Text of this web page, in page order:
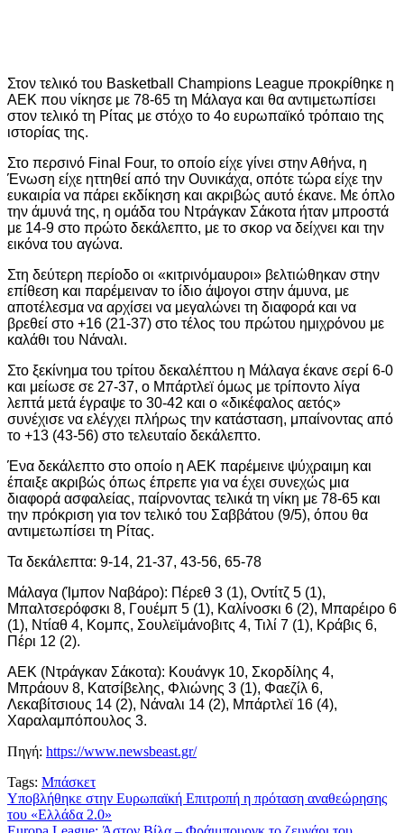
Στον τελικό του Basketball Champions League προκρίθηκε η
ΑΕΚ που νίκησε με 78-65 τη Μάλαγα και θα αντιμετωπίσει
στον τελικό τη Ρίτας με στόχο το 4ο ευρωπαϊκό τρόπαιο της
ιστορίας της.
Στο περσινό Final Four, το οποίο είχε γίνει στην Αθήνα, η
Ένωση είχε ηττηθεί από την Ουνικάχα, οπότε τώρα είχε την
ευκαιρία να πάρει εκδίκηση και ακριβώς αυτό έκανε. Με όπλο
την άμυνά της, η ομάδα του Ντράγκαν Σάκοτα ήταν μπροστά
με 14-9 στο πρώτο δεκάλεπτο, με το σκορ να δείχνει και την
εικόνα του αγώνα.
Στη δεύτερη περίοδο οι «κιτρινόμαυροι» βελτιώθηκαν στην
επίθεση και παρέμειναν το ίδιο άψογοι στην άμυνα, με
αποτέλεσμα να αρχίσει να μεγαλώνει τη διαφορά και να
βρεθεί στο +16 (21-37) στο τέλος του πρώτου ημιχρόνου με
καλάθι του Νάναλι.
Στο ξεκίνημα του τρίτου δεκαλέπτου η Μάλαγα έκανε σερί 6-0
και μείωσε σε 27-37, ο Μπάρτλεϊ όμως με τρίποντο λίγα
λεπτά μετά έγραψε το 30-42 και ο «δικέφαλος αετός»
συνέχισε να ελέγχει πλήρως την κατάσταση, μπαίνοντας από
το +13 (43-56) στο τελευταίο δεκάλεπτο.
Ένα δεκάλεπτο στο οποίο η ΑΕΚ παρέμεινε ψύχραιμη και
έπαιξε ακριβώς όπως έπρεπε για να έχει συνεχώς μια
διαφορά ασφαλείας, παίρνοντας τελικά τη νίκη με 78-65 και
την πρόκριση για τον τελικό του Σαββάτου (9/5), όπου θα
αντιμετωπίσει τη Ρίτας.
Τα δεκάλεπτα: 9-14, 21-37, 43-56, 65-78
Μάλαγα (Ίμπον Ναβάρο): Πέρεθ 3 (1), Οντίτζ 5 (1),
Μπαλτσερόφσκι 8, Γουέμπ 5 (1), Καλίνοσκι 6 (2), Μπαρέιρο 6
(1), Ντίαθ 4, Κομπς, Σουλεϊμάνοβιτς 4, Τιλί 7 (1), Κράβις 6,
Πέρι 12 (2).
ΑΕΚ (Ντράγκαν Σάκοτα): Κουάνγκ 10, Σκορδίλης 4,
Μπράουν 8, Κατσίβελης, Φλιώνης 3 (1), Φαεζίλ 6,
Λεκαβίτσιους 14 (2), Νάναλι 14 (2), Μπάρτλεϊ 16 (4),
Χαραλαμπόπουλος 3.
Πηγή: https://www.newsbeast.gr/
Tags: Μπάσκετ
Πλοήγηση
άρθρων
Υποβλήθηκε στην Ευρωπαϊκή Επιτροπή η πρόταση αναθεώρησης
του «Ελλάδα 2.0»